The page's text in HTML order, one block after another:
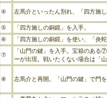
④ 左馬介といったん別れ、「四方施
⑤
「四方施しの銅鏡」を入手。
⑥
「四方施しの銅鏡」を使い、「炎
⑦
「山門の鍵」を入手。宝箱のある
ーが出現。戦いたくない場合は「
⑧ 左馬介と再開。「山門の鍵」で門